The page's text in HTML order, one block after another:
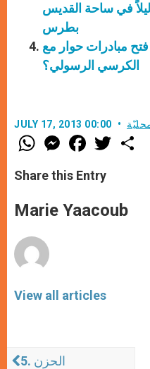
في ساحة القديس
بطرس
مبادرات حوار مع
الكرسي الرسولي؟
JULY 17, 2013 00:00
W
h
t
s
p
p
M
e
s
e
g
e
F
a
e
b
o
k
w
r
Share this Entry
Marie Yaacoub
View all articles
5. الحزن